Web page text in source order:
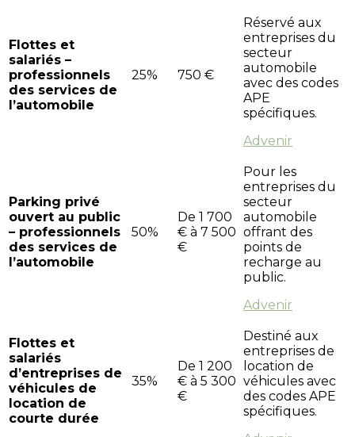
Flottes et
salariés –
professionnels
des services de
l’automobile
25% 750 €
Réservé aux
entreprises du
secteur
automobile
avec des codes
APE
spécifiques.
Advenir
Parking privé
ouvert au public
– professionnels
des services de
l’automobile
50%
De 1 700
€ à 7 500
€
Pour les
entreprises du
secteur
automobile
offrant des
points de
recharge au
public.
Advenir
Flottes et
salariés
d’entreprises de
véhicules de
location de
courte durée
35%
De 1 200
€ à 5 300
€
Destiné aux
entreprises de
location de
véhicules avec
des codes APE
spécifiques.